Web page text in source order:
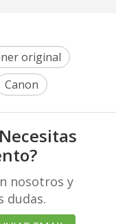
original
Canon
nosotros y
dudas.